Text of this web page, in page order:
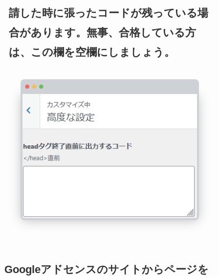
請した時に張ったコードが残っている場
合があります。無事、合格している方
は、この欄を空欄にしましょう。
Googleアドセンスのサイトからページを